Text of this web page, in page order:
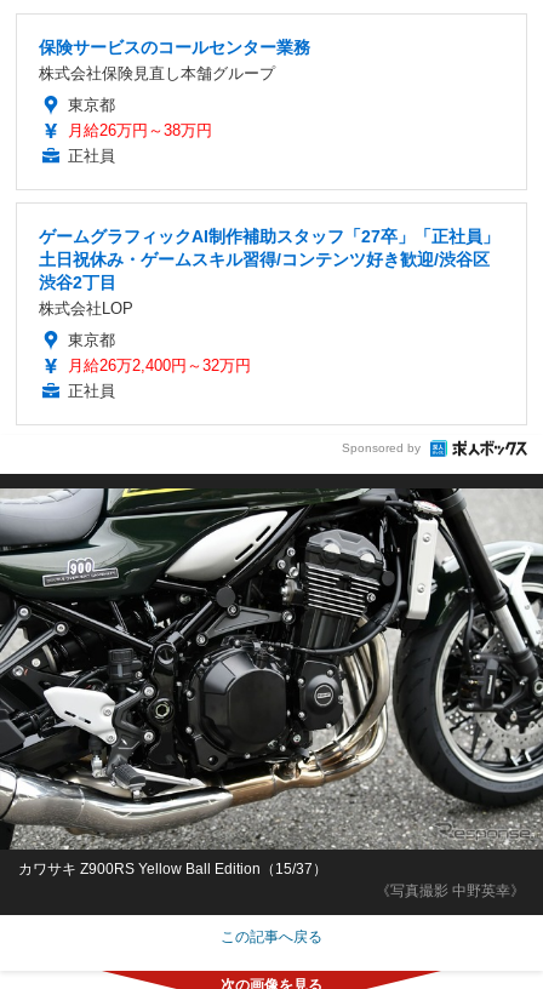
保険サービスのコールセンター業務
株式会社保険見直し本舗グループ
東京都
月給26万円～38万円
正社員
ゲームグラフィックAI制作補助スタッフ「27卒」「正社員」
土日祝休み・ゲームスキル習得/コンテンツ好き歓迎/渋谷区
渋谷2丁目
株式会社LOP
東京都
月給26万2,400円～32万円
正社員
Sponsored by
《写真撮影 中野英幸》
カワサキ Z900RS Yellow Ball Edition（15/37）
この記事へ戻る